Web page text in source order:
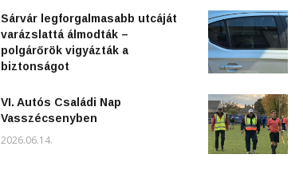
Sárvár legforgalmasabb utcáját
varázslattá álmodták –
polgárőrök vigyázták a
biztonságot
VI. Autós Családi Nap
Vasszécsenyben
2026.06.14.